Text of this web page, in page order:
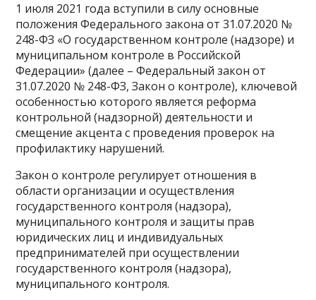
1 июля 2021 года вступили в силу основные
положения Федерального закона от 31.07.2020 №
248-ФЗ «О государственном контроле (надзоре) и
муниципальном контроле в Российской
Федерации» (далее – Федеральный закон от
31.07.2020 № 248-ФЗ, Закон о контроле), ключевой
особенностью которого является реформа
контрольной (надзорной) деятельности и
смещение акцента с проведения проверок на
профилактику нарушений.
Закон о контроле регулирует отношения в
области организации и осуществления
государственного контроля (надзора),
муниципального контроля и защиты прав
юридических лиц и индивидуальных
предпринимателей при осуществлении
государственного контроля (надзора),
муниципального контроля.